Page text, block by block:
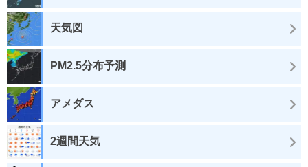
天気図
PM2.5分布予測
アメダス
2週間天気